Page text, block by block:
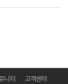
니티 고객센터